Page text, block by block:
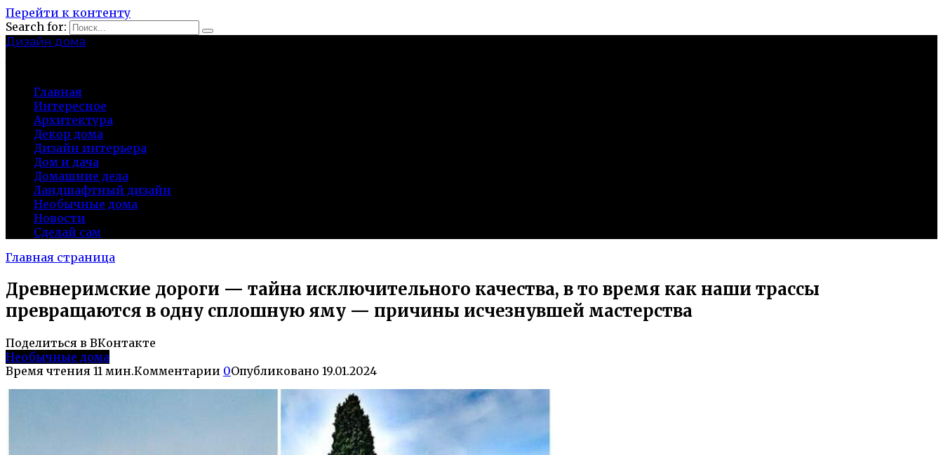
Перейти к контенту
Search for:
Дизайн дома
Главная
Интересное
Архитектура
Декор дома
Дизайн интерьера
Дом и дача
Домашние дела
Ландшафтный дизайн
Необычные дома
Новости
Сделай сам
Главная страница
Древнеримские дороги — тайна исключительного качества, в то время как наши трассы
превращаются в одну сплошную яму — причины исчезнувшей мастерства
Поделиться в ВКонтакте
Необычные дома
Время чтения 11 мин.Комментарии 0Опубликовано 19.01.2024